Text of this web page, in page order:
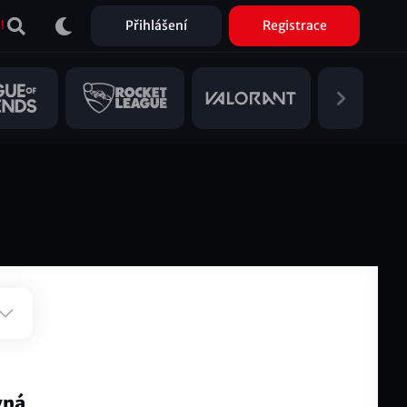
Přihlášení Registrace